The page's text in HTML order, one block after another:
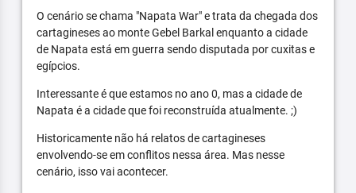
O cenário se chama "Napata War" e trata da chegada dos
cartagineses ao monte Gebel Barkal enquanto a cidade
de Napata está em guerra sendo disputada por cuxitas e
egípcios.
Interessante é que estamos no ano 0, mas a cidade de
Napata é a cidade que foi reconstruída atualmente. ;)
Historicamente não há relatos de cartagineses
envolvendo-se em conflitos nessa área. Mas nesse
cenário, isso vai acontecer.